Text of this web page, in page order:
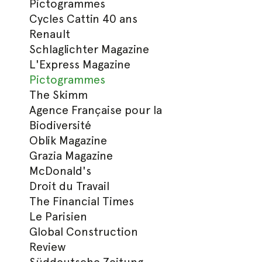
Pictogrammes
Cycles Cattin 40 ans
Renault
Schlaglichter Magazine
L'Express Magazine
Pictogrammes
The Skimm
Agence Française pour la
Biodiversité
Oblik Magazine
Grazia Magazine
McDonald's
Droit du Travail
The Financial Times
Le Parisien
Global Construction
Review